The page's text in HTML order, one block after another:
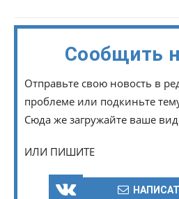
Сообщить
Отправьте свою новость в
проблеме или подкиньте
Сюда же загружайте ваше
ИЛИ ПИШИТЕ